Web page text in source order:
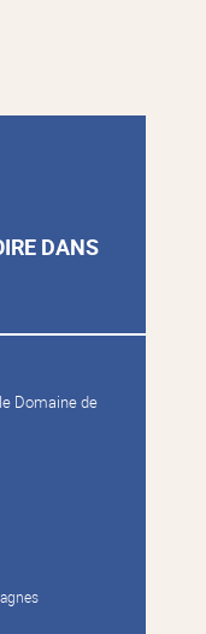
DANS
Domaine de